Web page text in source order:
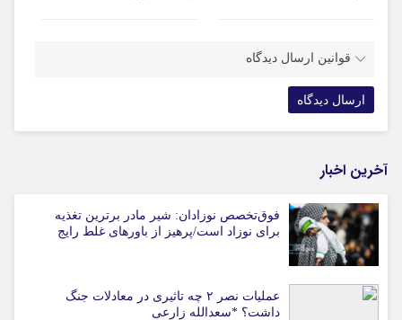
قوانین ارسال دیدگاه
آخرین اخبار
فوق‌تخصص نوزادان: شیر مادر برترین تغذیه
برای نوزاد است/پرهیز از باورهای غلط رایج
عملیات نصر ۲ چه تاثیری در معادلات جنگ
داشت؟ *سعدالله زارعی